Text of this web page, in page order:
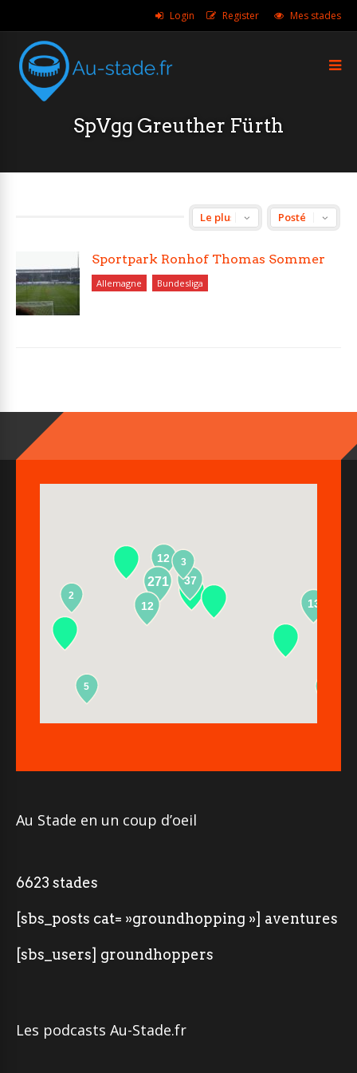
Login Register Mes stades
SpVgg Greuther Fürth
Sportpark Ronhof Thomas Sommer
Allemagne Bundesliga
12
271
13
37
2
5
12
3
Au Stade en un coup d’oeil
6623 stades
[sbs_posts cat= »groundhopping »] aventures
[sbs_users] groundhoppers
Les podcasts Au-Stade.fr